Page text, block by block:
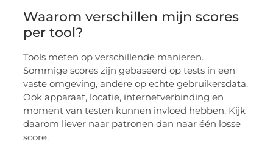
Waarom verschillen mijn scores
per tool?
Tools meten op verschillende manieren.
Sommige scores zijn gebaseerd op tests in een
vaste omgeving, andere op echte gebruikersdata.
Ook apparaat, locatie, internetverbinding en
moment van testen kunnen invloed hebben. Kijk
daarom liever naar patronen dan naar één losse
score.